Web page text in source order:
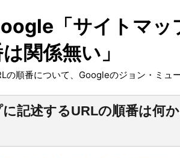
「サイトマ
関係無い」
の順番について、Googleのジョン・ミュ
記述するURLの順番は何